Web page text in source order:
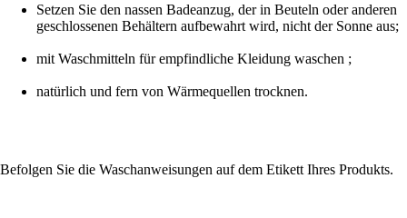
Setzen Sie den nassen Badeanzug, der in Beuteln oder anderen
geschlossenen Behältern aufbewahrt wird, nicht der Sonne aus;
mit Waschmitteln für empfindliche Kleidung waschen ;
natürlich und fern von Wärmequellen trocknen.
Befolgen Sie die Waschanweisungen auf dem Etikett Ihres Produkts.